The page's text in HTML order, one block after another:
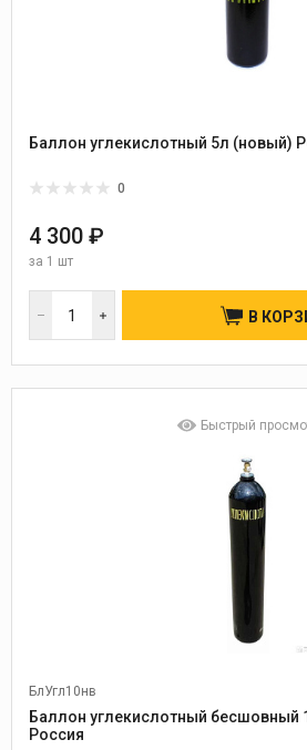
0
4 300 ₽
за 1 шт
В
Быстрый
БлУгл10нв
Баллон углекислотный бесшовный
Россия